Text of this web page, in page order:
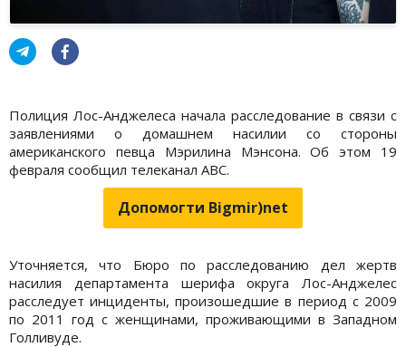
Полиция Лос-Анджелеса начала расследование в связи с
заявлениями о домашнем насилии со стороны
американского певца Мэрилина Мэнсона. Об этом 19
февраля сообщил телеканал ABC.
Допомогти Bigmir)net
Уточняется, что Бюро по расследованию дел жертв
насилия департамента шерифа округа Лос-Анджелес
расследует инциденты, произошедшие в период с 2009
по 2011 год с женщинами, проживающими в Западном
Голливуде.